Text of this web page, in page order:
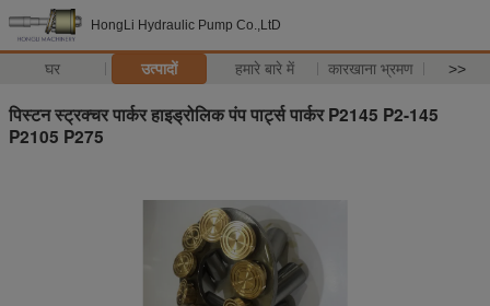
HongLi Hydraulic Pump Co.,LtD
घर उत्पादों हमारे बारे में कारखाना भ्रमण >>
पिस्टन स्ट्रक्चर पार्कर हाइड्रोलिक पंप पार्ट्स पार्कर P2145 P2-145
P2105 P275